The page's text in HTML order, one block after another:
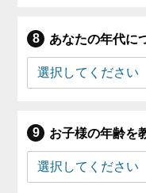
あなたの年代に
お子様の年齢を